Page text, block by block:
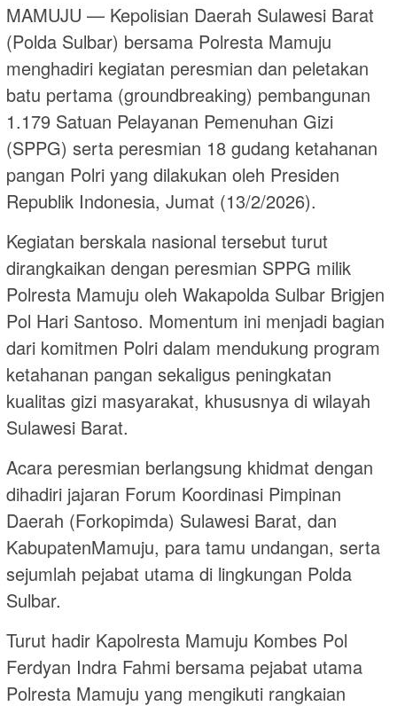
MAMUJU — Kepolisian Daerah Sulawesi Barat
(Polda Sulbar) bersama Polresta Mamuju
menghadiri kegiatan peresmian dan peletakan
batu pertama (groundbreaking) pembangunan
1.179 Satuan Pelayanan Pemenuhan Gizi
(SPPG) serta peresmian 18 gudang ketahanan
pangan Polri yang dilakukan oleh Presiden
Republik Indonesia, Jumat (13/2/2026).
Kegiatan berskala nasional tersebut turut
dirangkaikan dengan peresmian SPPG milik
Polresta Mamuju oleh Wakapolda Sulbar Brigjen
Pol Hari Santoso. Momentum ini menjadi bagian
dari komitmen Polri dalam mendukung program
ketahanan pangan sekaligus peningkatan
kualitas gizi masyarakat, khususnya di wilayah
Sulawesi Barat.
Acara peresmian berlangsung khidmat dengan
dihadiri jajaran Forum Koordinasi Pimpinan
Daerah (Forkopimda) Sulawesi Barat, dan
KabupatenMamuju, para tamu undangan, serta
sejumlah pejabat utama di lingkungan Polda
Sulbar.
Turut hadir Kapolresta Mamuju Kombes Pol
Ferdyan Indra Fahmi bersama pejabat utama
Polresta Mamuju yang mengikuti rangkaian